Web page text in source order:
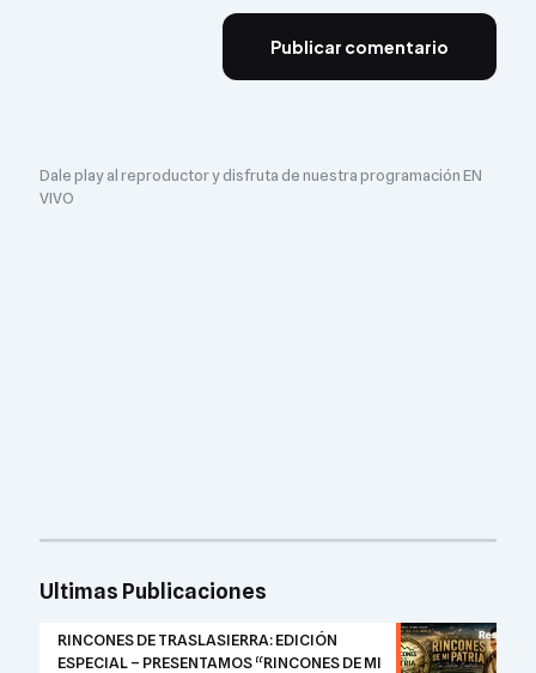
Dale play al reproductor y disfruta de nuestra programación EN
VIVO
Ultimas Publicaciones
RINCONES DE TRASLASIERRA: EDICIÓN
ESPECIAL – PRESENTAMOS “RINCONES DE MI